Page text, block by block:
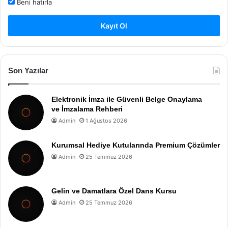
Beni hatırla
Kayıt Ol
Son Yazılar
Elektronik İmza ile Güvenli Belge Onaylama
ve İmzalama Rehberi
Admin 1 Ağustos 2026
Kurumsal Hediye Kutularında Premium Çözümler
Admin 25 Temmuz 2026
Gelin ve Damatlara Özel Dans Kursu
Admin 25 Temmuz 2026